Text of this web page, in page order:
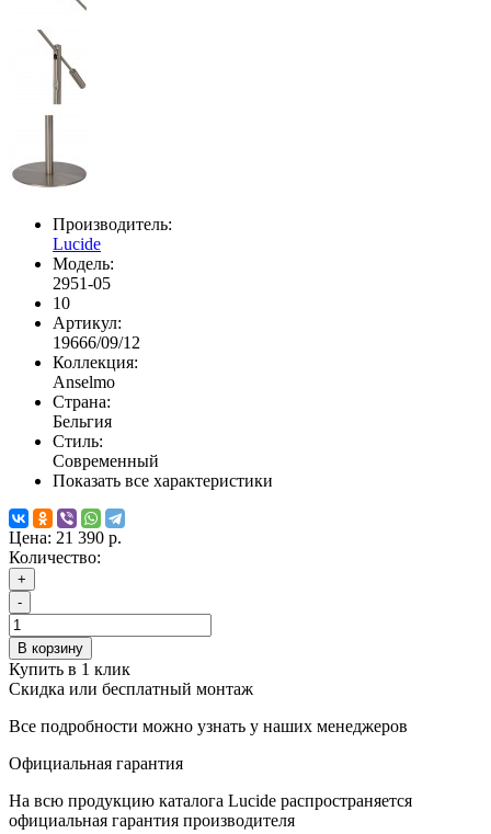
Производитель:
Lucide
Модель:
2951-05
10
Артикул:
19666/09/12
Коллекция:
Anselmo
Страна:
Бельгия
Стиль:
Современный
Показать все характеристики
Цена: 21 390 р.
Количество:
+
-
В корзину
Купить в 1 клик
Скидка или бесплатный монтаж
Все подробности можно узнать у наших менеджеров
Официальная гарантия
На всю продукцию каталога Lucide распространяется
официальная гарантия производителя